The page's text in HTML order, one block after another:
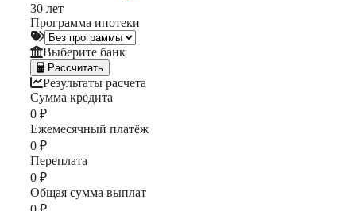
30 лет
Программа ипотеки
Выберите банк
Рассчитать
Результаты расчета
Сумма кредита
0 ₽
Ежемесячный платёж
0 ₽
Переплата
0 ₽
Общая сумма выплат